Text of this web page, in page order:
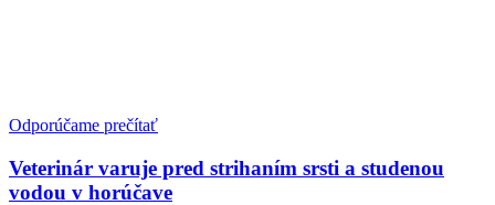
Odporúčame prečítať
Veterinár varuje pred strihaním srsti a studenou
vodou v horúčave